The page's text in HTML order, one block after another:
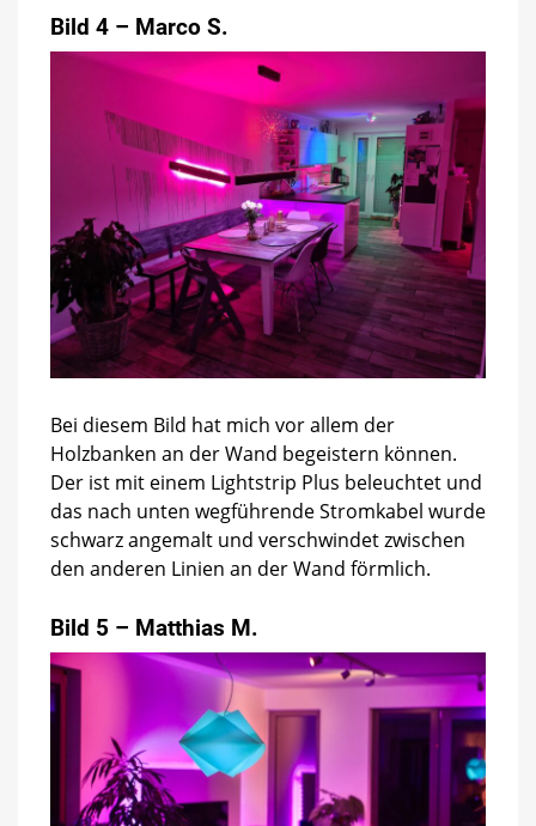
Bild 4 – Marco S.
Bei diesem Bild hat mich vor allem der
Holzbanken an der Wand begeistern können.
Der ist mit einem Lightstrip Plus beleuchtet und
das nach unten wegführende Stromkabel wurde
schwarz angemalt und verschwindet zwischen
den anderen Linien an der Wand förmlich.
Bild 5 – Matthias M.